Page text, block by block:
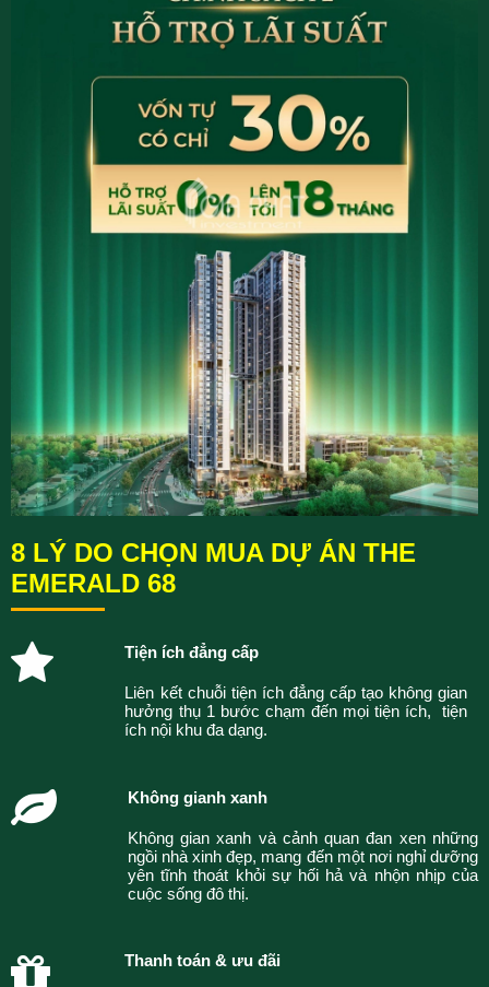
8 LÝ DO CHỌN MUA DỰ ÁN THE
EMERALD 68
Tiện ích đẳng cấp
Liên kết chuỗi tiện ích đẳng cấp tạo không gian
hưởng thụ 1 bước chạm đến mọi tiện ích, tiện
ích nội khu đa dạng.
Không gianh xanh
Không gian xanh và cảnh quan đan xen những
ngồi nhà xinh đẹp, mang đến một nơi nghỉ dưỡng
yên tĩnh thoát khỏi sự hối hả và nhộn nhịp của
cuộc sống đô thị.
Thanh toán & ưu đãi